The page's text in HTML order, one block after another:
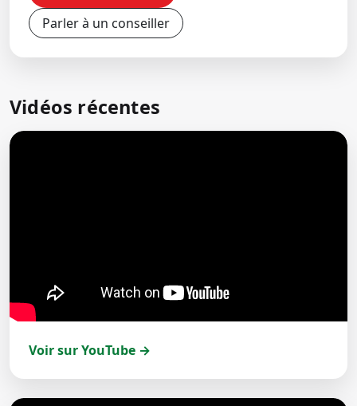
Parler à un conseiller
Vidéos récentes
Voir sur YouTube →